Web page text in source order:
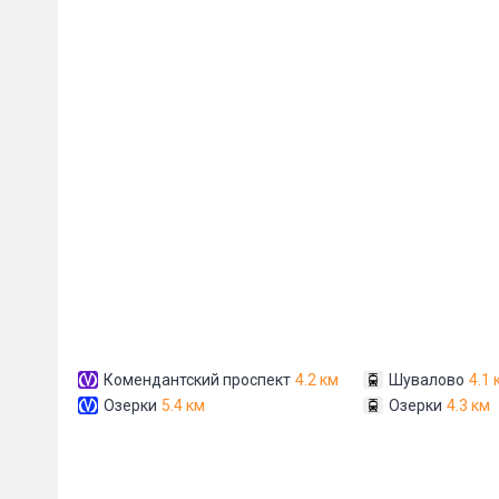
Комендантский проспект 4.2 км
Озерки 5.4 км
Шувалово 4.1
Озерки 4.3 км